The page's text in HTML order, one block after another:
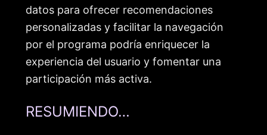
datos para ofrecer recomendaciones
personalizadas y facilitar la navegación
por el programa podría enriquecer la
experiencia del usuario y fomentar una
participación más activa.
RESUMIENDO…